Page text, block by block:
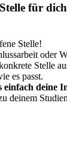
für
Stelle!
oder
Stelle
es passt.
einfach deine
deinem